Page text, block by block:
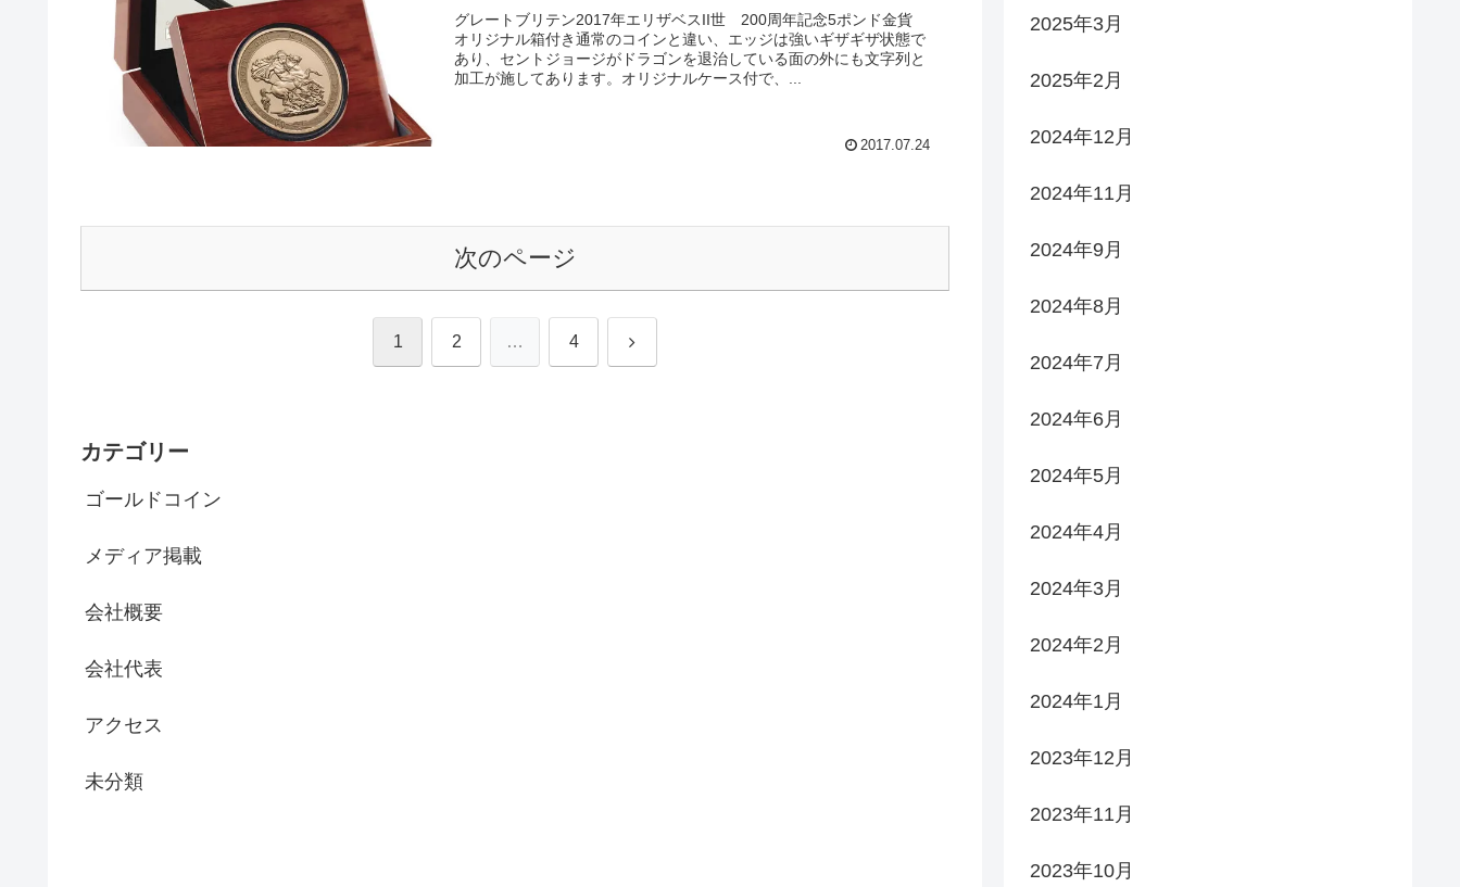
グレートブリテン2017年エリザベスII世 200周年記念5ポンド金貨
オリジナル箱付き通常のコインと違い、エッジは強いギザギザ状態で
あり、セントジョージがドラゴンを退治している面の外にも文字列と
加工が施してあります。オリジナルケース付で、...
2017.07.24
次のページ
1 2 … 4 次
カテゴリー
ゴールドコイン
メディア掲載
会社概要
会社代表
アクセス
未分類
2025年3月
2025年2月
2024年12月
2024年11月
2024年9月
2024年8月
2024年7月
2024年6月
2024年5月
2024年4月
2024年3月
2024年2月
2024年1月
2023年12月
2023年11月
2023年10月